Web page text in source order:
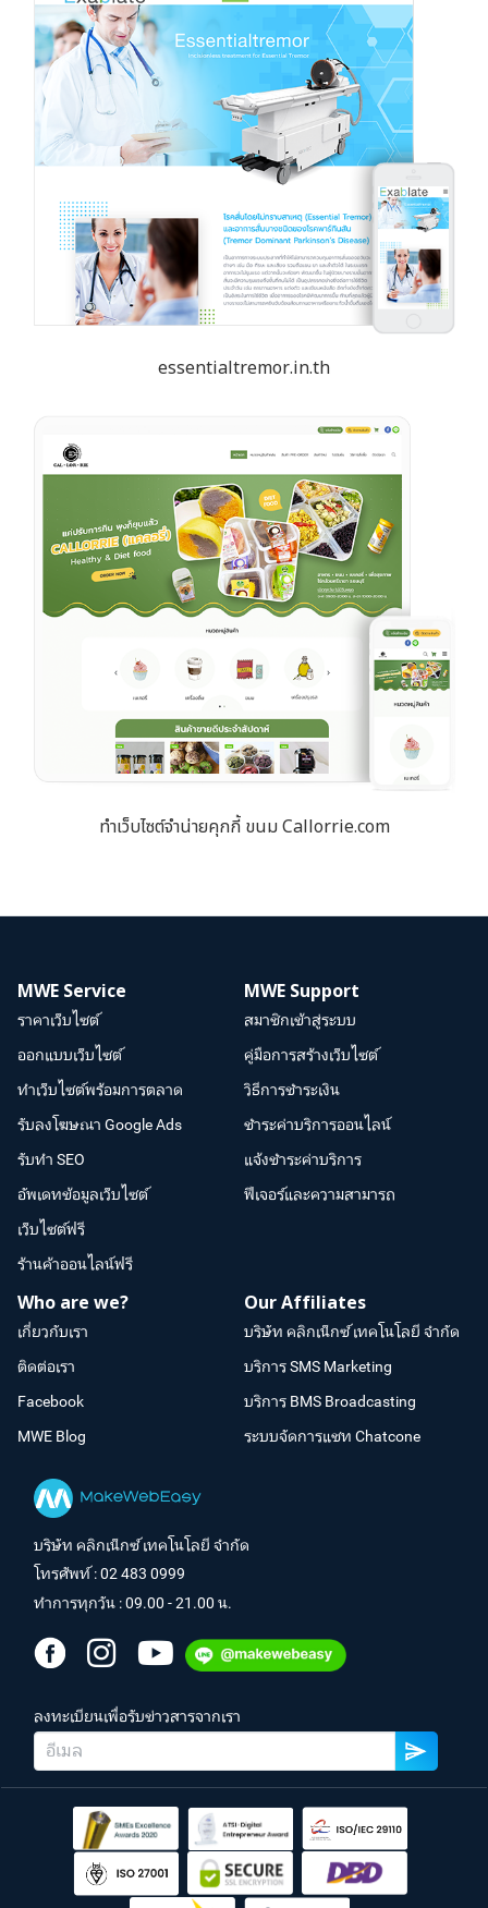
essentialtremor.in.th
ทำเว็บไซต์จำน่ายคุกกี้ ขนม Callorrie.com
MWE Service
ราคาเว็บไซต์
ออกแบบเว็บไซต์
ทำเว็บไซต์พร้อมการตลาด
รับลงโฆษณา Google Ads
รับทำ SEO
อัพเดทข้อมูลเว็บไซต์
เว็บไซต์ฟรี
ร้านค้าออนไลน์ฟรี
MWE Support
สมาชิกเข้าสู่ระบบ
คู่มือการสร้างเว็บไซต์
วิธีการชำระเงิน
ชำระค่าบริการออนไลน์
แจ้งชำระค่าบริการ
ฟีเจอร์และความสามารถ
Who are we?
เกี่ยวกับเรา
ติดต่อเรา
Facebook
MWE Blog
Our Affiliates
บริษัท คลิกเน็กซ์ เทคโนโลยี จำกัด
บริการ SMS Marketing
บริการ BMS Broadcasting
ระบบจัดการแชท Chatcone
บริษัท คลิกเน็กซ์ เทคโนโลยี จำกัด
โทรศัพท์ :02 483 0999
ทำการทุกวัน : 09.00 - 21.00 น.
ลงทะเบียนเพื่อรับข่าวสารจากเรา